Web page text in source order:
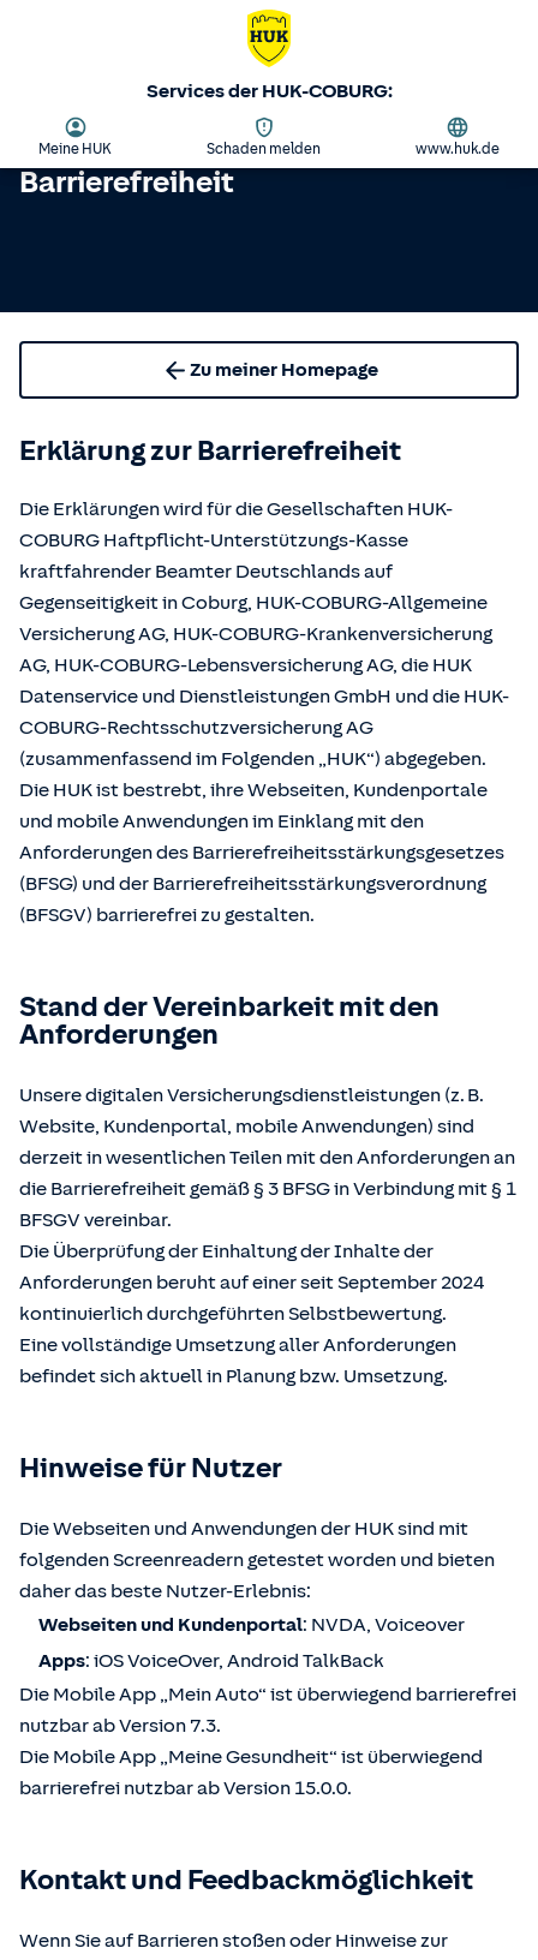
Services der HUK-COBURG:
Meine HUK Schaden melden www.huk.de
Barrierefreiheit
Zu meiner Homepage
Erklärung zur Barrierefreiheit
Die Erklärungen wird für die Gesellschaften HUK-
COBURG Haftpflicht-Unterstützungs-Kasse
kraftfahrender Beamter Deutschlands auf
Gegenseitigkeit in Coburg, HUK-COBURG-Allgemeine
Versicherung AG, HUK-COBURG-Krankenversicherung
AG, HUK-COBURG-Lebensversicherung AG, die HUK
Datenservice und Dienstleistungen GmbH und die HUK-
COBURG-Rechtsschutzversicherung AG
(zusammenfassend im Folgenden „HUK“) abgegeben.
Die HUK ist bestrebt, ihre Webseiten, Kundenportale
und mobile Anwendungen im Einklang mit den
Anforderungen des Barrierefreiheitsstärkungsgesetzes
(BFSG) und der Barrierefreiheitsstärkungsverordnung
(BFSGV) barrierefrei zu gestalten.
Stand der Vereinbarkeit mit den
Anforderungen
Unsere digitalen Versicherungsdienstleistungen (z. B.
Website, Kundenportal, mobile Anwendungen) sind
derzeit in wesentlichen Teilen mit den Anforderungen an
die Barrierefreiheit gemäß § 3 BFSG in Verbindung mit § 1
BFSGV vereinbar.
Die Überprüfung der Einhaltung der Inhalte der
Anforderungen beruht auf einer seit September 2024
kontinuierlich durchgeführten Selbstbewertung.
Eine vollständige Umsetzung aller Anforderungen
befindet sich aktuell in Planung bzw. Umsetzung.
Hinweise für Nutzer
Die Webseiten und Anwendungen der HUK sind mit
folgenden Screenreadern getestet worden und bieten
daher das beste Nutzer-Erlebnis:
Webseiten und Kundenportal: NVDA, Voiceover
Apps: iOS VoiceOver, Android TalkBack
Die Mobile App „Mein Auto“ ist überwiegend barrierefrei
nutzbar ab Version 7.3.
Die Mobile App „Meine Gesundheit“ ist überwiegend
barrierefrei nutzbar ab Version 15.0.0.
Kontakt und Feedbackmöglichkeit
Wenn Sie auf Barrieren stoßen oder Hinweise zur